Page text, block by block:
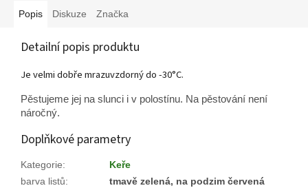
Popis Diskuze Značka
Detailní popis produktu
Je velmi dobře mrazuvzdorný do -30°C.
Pěstujeme jej na slunci i v polostínu. Na pěstování není
náročný.
Doplňkové parametry
Kategorie:
Keře
barva listů:
tmavě zelená, na podzim červená